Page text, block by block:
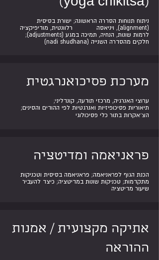
ניתוח תנוחות הסדרה הראשונה; ישורת בסיסית
(alignment), ויניאסה רלוונטית, מודיפיקציה
לרמות שונות, הנחיה, תמיכה במגע (adjustments);
חלקים מהסדרה השנייה (nadi shudhana)
מערכת פסיכואנרגטית
ערוצי האנרגיה, מרכזי תודעה, קונדליני;
תיאוריות פסיכופיזיות ואנרגטיות לפי ההודים והסינים;
הצ׳אקרות בתור כלי פסיכולוגי
פראניאמה ומדיטציה
הכנת הגוף לפראניאמה; פראניאמה בסיסית וטכניקות
מתקדמות; טכניקות שונות במדיטציה; כיצד להעביר
שיעור מדיטציה
אתיקה מקצועית / אמנות
ההוראה